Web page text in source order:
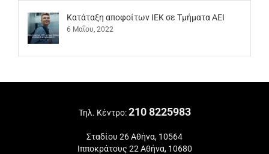
Kατάταξη αποφοίτων ΙΕΚ σε Τμήματα ΑΕΙ
6 Μαΐου, 2022
Τηλ. Κέντρο:210 8225983
Σταδίου 26 Αθήνα, 10564
Ιπποκράτους 22 Αθήνα, 10680